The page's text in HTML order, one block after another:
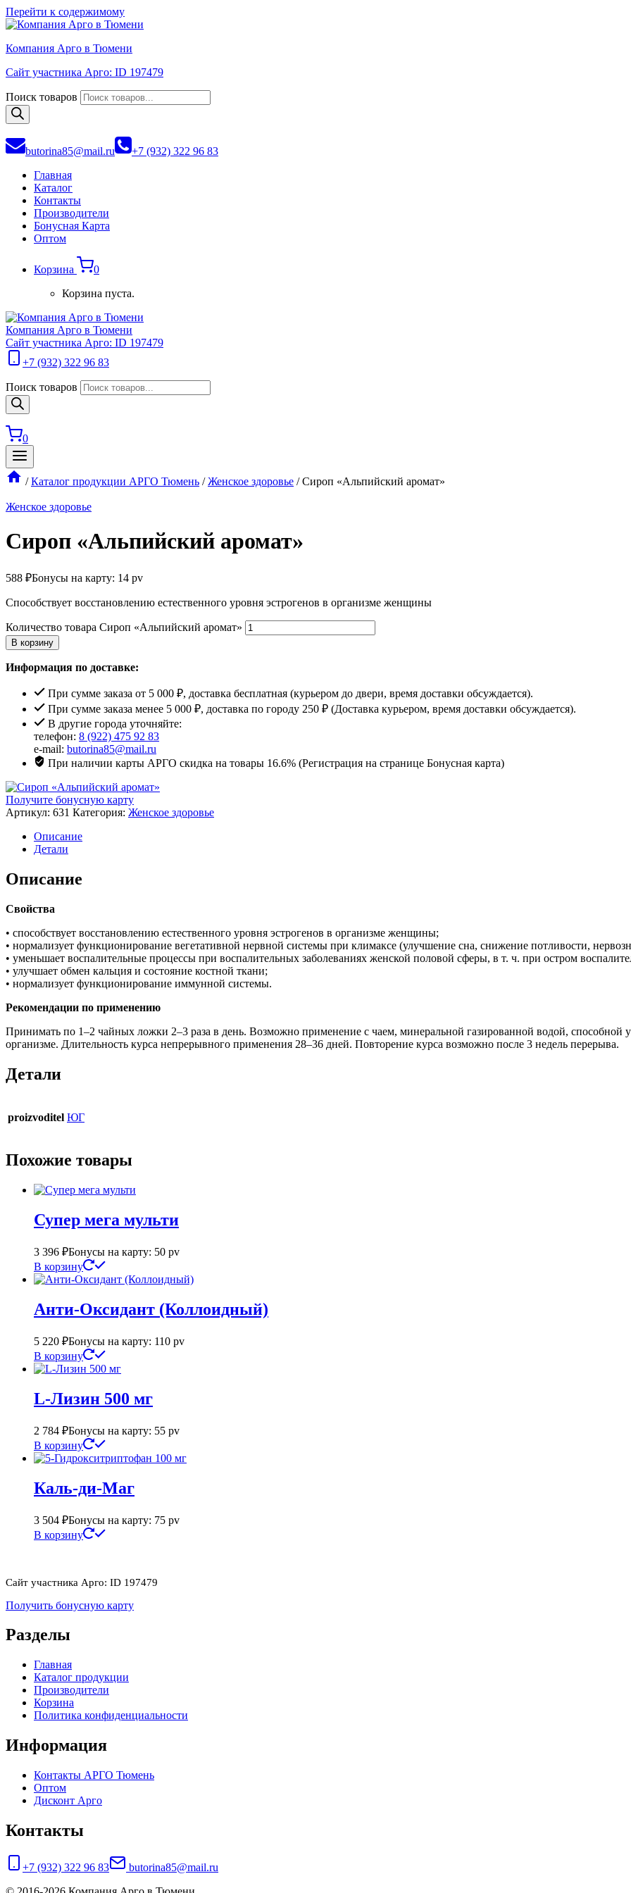
Перейти к содержимому
Компания Арго в Тюмени
Сайт участника Арго: ID 197479
Поиск товаров
butorina85@mail.ru
+7 (932) 322 96 83
Главная
Каталог
Контакты
Производители
Бонусная Карта
Оптом
Корзина
0
Корзина пуста.
Компания Арго в Тюмени
Сайт участника Арго: ID 197479
+7 (932) 322 96 83
Поиск товаров
0
/ Каталог продукции АРГО Тюмень / Женское здоровье / Сироп «Альпийский аромат»
Женское здоровье
Сироп «Альпийский аромат»
588 ₽Бонусы на карту: 14 pv
Способствует восстановлению естественного уровня эстрогенов в организме женщины
Количество товара Сироп «Альпийский аромат»
В корзину
Информация по доставке:
При сумме заказа от 5 000 ₽, доставка бесплатная (курьером до двери, время доставки обсуждается).
При сумме заказа менее 5 000 ₽, доставка по городу 250 ₽ (Доставка курьером, время доставки обсуждается).
В другие города уточняйте:
телефон: 8 (922) 475 92 83
e-mail: butorina85@mail.ru
При наличии карты АРГО скидка на товары 16.6% (Регистрация на странице Бонусная карта)
Получите бонусную карту
Артикул: 631 Категория: Женское здоровье
Описание
Детали
Описание
Свойства
• способствует восстановлению естественного уровня эстрогенов в организме женщины;
• нормализует функционирование вегетативной нервной системы при климаксе (улучшение сна, снижение потливости,
• уменьшает воспалительные процессы при воспалительных заболеваниях женской половой сферы, в т. ч. при остром
• улучшает обмен кальция и состояние костной ткани;
• нормализует функционирование иммунной системы.
Рекомендации по применению
Принимать по 1–2 чайных ложки 2–3 раза в день. Возможно применение с чаем, минеральной газированной водой, способной
организме. Длительность курса непрерывного применения 28–36 дней. Повторение курса возможно после 3 недель перерыва.
Детали
proizvoditel ЮГ
Похожие товары
Супер мега мульти
3 396 ₽Бонусы на карту: 50 pv
В корзину
Анти-Оксидант (Коллоидный)
5 220 ₽Бонусы на карту: 110 pv
В корзину
L-Лизин 500 мг
2 784 ₽Бонусы на карту: 55 pv
В корзину
Каль-ди-Маг
3 504 ₽Бонусы на карту: 75 pv
В корзину
Сайт участника Арго: ID 197479
Получить бонусную карту
Разделы
Главная
Каталог продукции
Производители
Корзина
Политика конфиденциальности
Информация
Контакты АРГО Тюмень
Оптом
Дисконт Арго
Контакты
+7 (932) 322 96 83
butorina85@mail.ru